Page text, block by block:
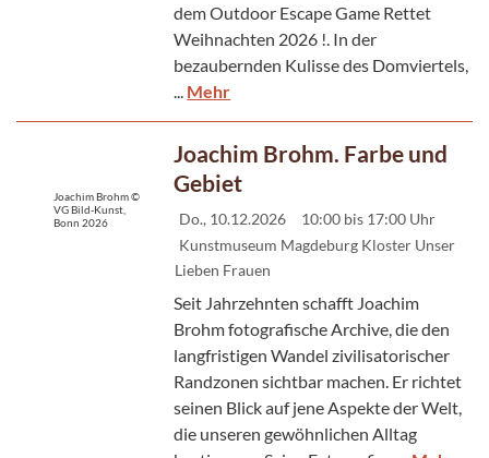
dem Outdoor Escape Game Rettet
Weihnachten 2026 !. In der
bezaubernden Kulisse des Domviertels,
Mehr
Joachim Brohm. Farbe und
Gebiet
Do., 10.12.2026
10:00 bis 17:00 Uhr
Kunstmuseum Magdeburg Kloster Unser
Lieben Frauen
Seit Jahrzehnten schafft Joachim
Brohm fotografische Archive, die den
langfristigen Wandel zivilisatorischer
Randzonen sichtbar machen. Er richtet
seinen Blick auf jene Aspekte der Welt,
die unseren gewöhnlichen Alltag
Joachim Brohm ©
VG Bild-Kunst,
Bonn 2026